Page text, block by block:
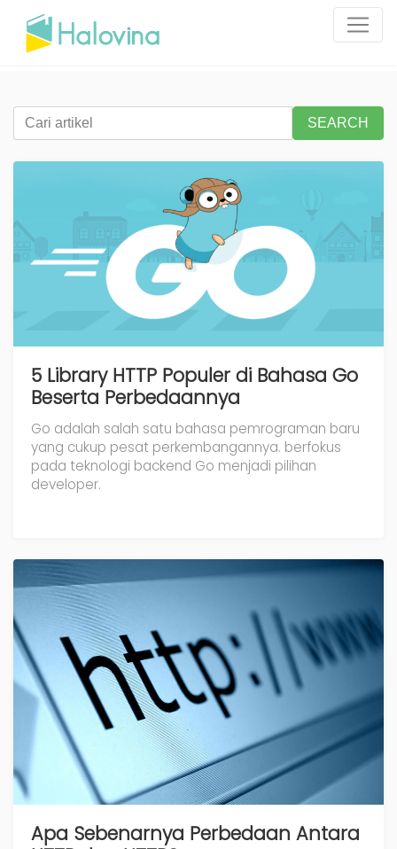
SEARCH
5 Library HTTP Populer di Bahasa Go
Beserta Perbedaannya
Go adalah salah satu bahasa pemrograman baru
yang cukup pesat perkembangannya. berfokus
pada teknologi backend Go menjadi pilihan
developer.
Apa Sebenarnya Perbedaan Antara